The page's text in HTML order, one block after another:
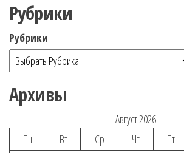
Рубрики
Рубрики
Архивы
Август 2026
Пн
Вт Ср Чт Пт